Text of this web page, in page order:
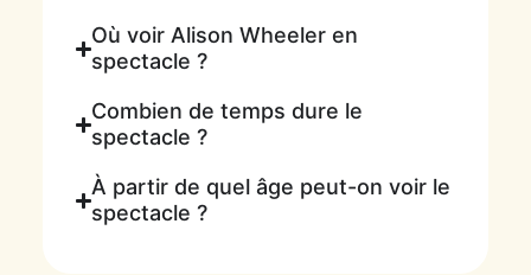
Où voir Alison Wheeler en
spectacle ?
Combien de temps dure le
spectacle ?
À partir de quel âge peut-on voir le
spectacle ?